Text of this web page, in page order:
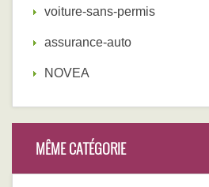
voiture-sans-permis
assurance-auto
NOVEA
MÊME CATÉGORIE